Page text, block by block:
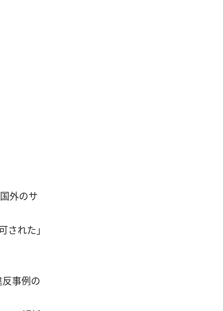
外のサ
された」
事例の